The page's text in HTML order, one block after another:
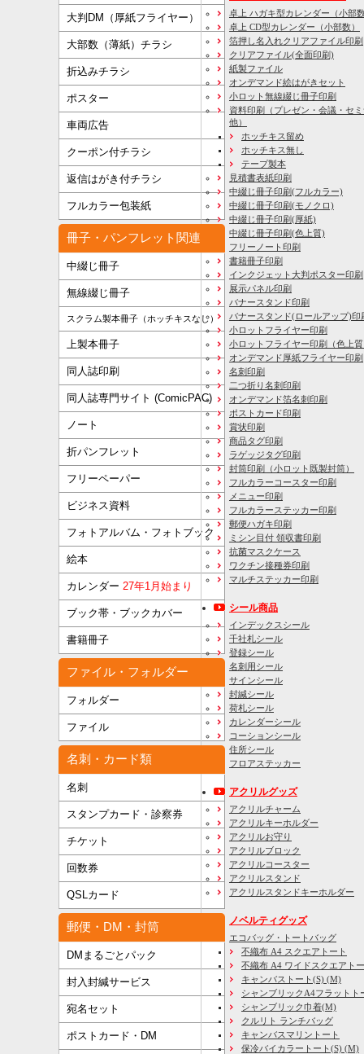
大判DM（厚紙フライヤー）
大部数（薄紙）チラシ
折込みチラシ
ポスター
車両広告
クーポン付チラシ
返信はがき付チラシ
フルカラー包装紙
冊子・パンフレット関連
中綴じ冊子
無線綴じ冊子
スクラム製本冊子（ホッチキスなし）
上製本冊子
同人誌印刷
同人誌専門サイト (ComicPAC)
ノート
折パンフレット
フリーペーパー
ビジネス資料
フォトアルバム・フォトブック
絵本
カレンダー 27年1月始まり
ブック帯・ブックカバー
書籍冊子
ファイル・フォルダー
フォルダー
ファイル
名刺・カード類
名刺
スタンプカード・診察券
チケット
回数券
QSLカード
郵便・DM・封筒
DMまるごとパック
封入封緘サービス
宛名セット
ポストカード・DM
卓上 ハガキ型カレンダー（小部
卓上 CD型カレンダー（小部数）
箔押し名入れクリアファイル印刷
クリアファイル(全面印刷)
紙製ファイル
オンデマンド絵はがきセット
小ロット無線綴じ冊子印刷
資料印刷
（プレゼン・会議・セ
他）
ホッチキス留め
ホッチキス無し
テープ製本
見積書表紙印刷
中綴じ冊子印刷(フルカラー)
中綴じ冊子印刷(モノクロ)
中綴じ冊子印刷(厚紙)
中綴じ冊子印刷(色上質)
フリーノート印刷
書籍冊子印刷
インクジェット大判ポスター印刷
展示パネル印刷
バナースタンド印刷
バナースタンド(ロールアップ)印
小ロットフライヤー印刷
小ロットフライヤー印刷（色上
オンデマンド厚紙フライヤー印刷
名刺印刷
二つ折り名刺印刷
オンデマンド箔名刺印刷
ポストカード印刷
賞状印刷
商品タグ印刷
ラゲッジタグ印刷
封筒印刷
（小ロット既製封筒）
フルカラーコースター印刷
メニュー印刷
フルカラーステッカー印刷
郵便ハガキ印刷
ミシン目付 領収書印刷
抗菌マスクケース
ワクチン接種券印刷
マルチステッカー印刷
シール商品
インデックスシール
千社札シール
登録シール
名刺用シール
サインシール
封緘シール
荷札シール
カレンダーシール
コーションシール
住所シール
フロアステッカー
アクリルグッズ
アクリルチャーム
アクリルキーホルダー
アクリルお守り
アクリルブロック
アクリルコースター
アクリルスタンド
アクリルスタンドキーホルダー
ノベルティグッズ
エコバッグ・トートバッグ
不織布 A4 スクエアトート
不織布 A4 ワイドスクエアト
キャンバストート(S) (M)
シャンブリックA4フラットト
シャンブリック巾着(M)
クルリト ランチバッグ
キャンバスマリントート
保冷バイカラートート(S) (M)